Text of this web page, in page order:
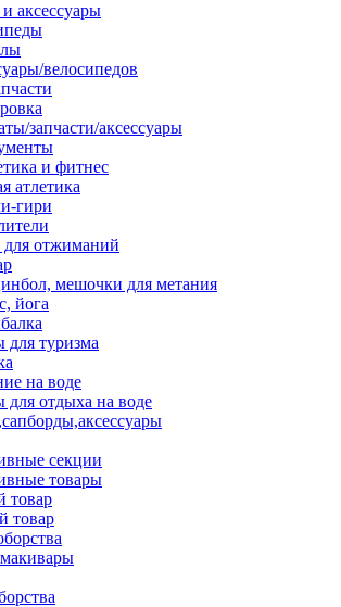
аксессуары
велосипедов
запчасти/аксессуары
и фитнес
атлетика
гири
отжиманий
мешочки для метания
йога
для туризма
на воде
для отдыха на воде
секции
товары
товар
товар